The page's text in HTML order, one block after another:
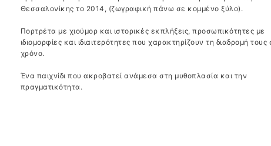
Θεσσαλονίκης το 2014, (ζωγραφική πάνω σε κομμένο ξύλο).
Πορτρέτα με χιούμορ και ιστορικές εκπλήξεις, προσωπικότητες με
ιδιομορφίες και ιδιαιτερότητες που χαρακτηρίζουν τη διαδρομή τους
χρόνο.
Ένα παιχνίδι που ακροβατεί ανάμεσα στη μυθοπλασία και την
πραγματικότητα.